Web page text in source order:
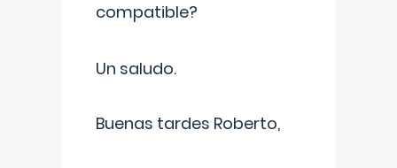
compatible?
Un saludo.
Buenas tardes Roberto,